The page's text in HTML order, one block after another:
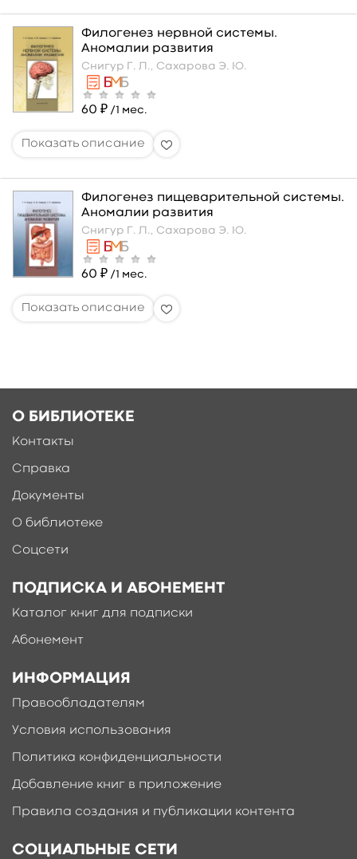
Филогенез нервной системы.
Аномалии развития
Снигур Г. Л., Сахарова Э. Ю.
60 ₽ /1 мес.
Филогенез пищеварительной системы.
Аномалии развития
Снигур Г. Л., Сахарова Э. Ю.
60 ₽ /1 мес.
О БИБЛИОТЕКЕ
Контакты
Справка
Документы
О библиотеке
Соцсети
ПОДПИСКА И АБОНЕМЕНТ
Каталог книг для подписки
Абонемент
ИНФОРМАЦИЯ
Правообладателям
Условия использования
Политика конфиденциальности
Добавление книг в приложение
Правила создания и публикации контента
СОЦИАЛЬНЫЕ СЕТИ